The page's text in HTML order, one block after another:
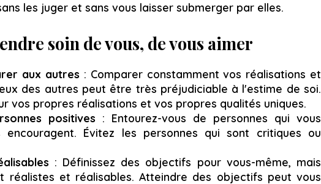
les juger et sans vous laisser submerger par elles.
soin de vous, de vous aimer
aux autres : Comparer constamment vos réalisations et
des autres peut être très préjudiciable à l'estime de soi.
vos propres réalisations et vos propres qualités uniques.
positives : Entourez-vous de personnes qui vous
Évitez les personnes qui sont critiques ou
: Définissez des objectifs pour vous-même, mais
réalistes et réalisables. Atteindre des objectifs peut vous